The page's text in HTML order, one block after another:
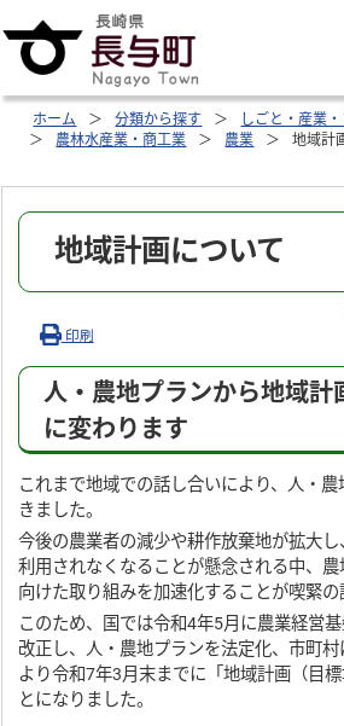
ホーム 分類から探す
しごと・産業
農林水産業・商工業
農業 地域計
地域計画について
印刷
人・農地プランから地域計
に変わります
これまで地域での話し合いにより、人・
きました。
今後の農業者の減少や耕作放棄地が拡大
利用されなくなることが懸念される中、
向けた取り組みを加速化することが喫緊の
このため、国では令和4年5月に農業経営
改正し、人・農地プランを法定化、市町
より令和7年3月末までに「地域計画（目
とになりました。